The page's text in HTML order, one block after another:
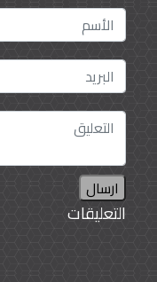
ارسال
التعليقات